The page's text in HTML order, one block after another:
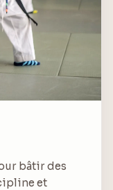
bâtir des
et